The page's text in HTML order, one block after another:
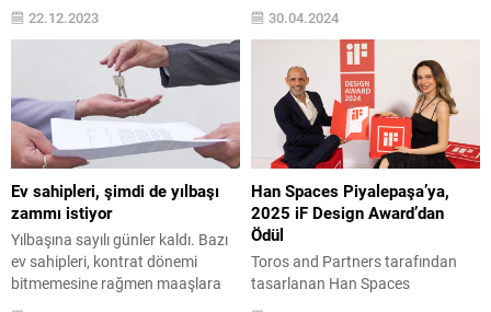
The City Awards’ta 2023’ün “En
İyi Turizm Yapısı” ödülüne Artaş
Holding’in Erciyes’teki oteli
Radisson Blu Hotel Mount Erciyes
layık görüldü. Artaş Holding
ayrıca “En İyi Eğitim Binası” ve “En
İyi Sosyo-Kültürel Yapı”
kategorilerinde de ödül aldı.
Yarım asra yaklaşan tecrübesi
ve...
22.12.2023
Derneği’nin düzenlediği 7. İnşaat
Yönetimi Zirvesi’nde
sürdürülebilirlikten yeni nesil
uygulamalara, inovasyona kadar
sektörün geleceği tüm yönleriyle
masaya yatırıldı. Zirvenin
konuşmacılarından Türk Yapısal
Çelik Derneği Yönetim Kurulu
Başkan Yardımcısı ve Consera
Kurucusu Melih Şimşek,
Türkiye’nin inşaat malzemesini
değil, inşaatı ihraç eden lider bir
ülke haline gelebilmesi için
modüler...
30.04.2024
Ev sahipleri, şimdi de yılbaşı
zammı istiyor
Yılbaşına sayılı günler kaldı. Bazı
ev sahipleri, kontrat dönemi
bitmemesine rağmen maaşlara
yapılacak zamları gerekçe
Han Spaces Piyalepaşa’ya,
2025 iF Design Award’dan
Ödül
Toros and Partners tarafından
tasarlanan Han Spaces
Piyalepaşa, 66 ülkeden yaklaşık